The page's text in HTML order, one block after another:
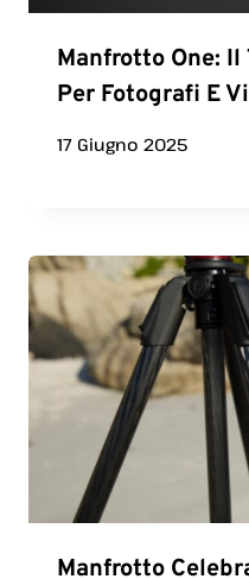
Manfrotto One:
Per Fotografi E
17 Giugno 2025
Manfrotto